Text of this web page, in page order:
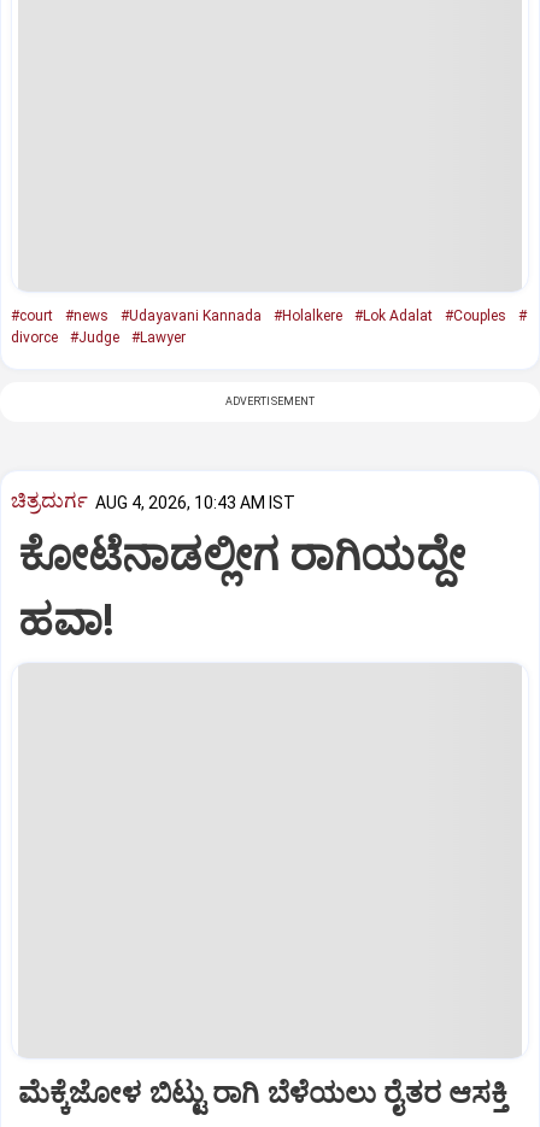
#court #news #Udayavani Kannada #Holalkere #Lok Adalat #Couples
#
divorce
#Judge #Lawyer
ADVERTISEMENT
ಚಿತ್ರದುರ್ಗ AUG 4, 2026, 10:43 AM IST
ಕೋಟೆನಾಡಲ್ಲೀಗ ರಾಗಿಯದ್ದೇ
ಹವಾ!
ಮೆಕ್ಕೆಜೋಳ ಬಿಟ್ಟು ರಾಗಿ ಬೆಳೆಯಲು ರೈತರ ಆಸಕ್ತಿ